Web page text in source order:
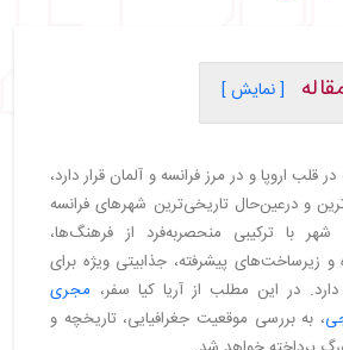
[ نمایش ]
استراسبورگ
در استراسبورگ
قلب اروپا و در مرز فرانسه و آلمان قرار دارد،
و درعین‌حال تاریخی‌ترین شهرهای فرانسه
با ترکیبی منحصربه‌فرد از فرهنگ‌ها،
و زیرساخت‌های پیشرفته، جذابیتی ویژه برای
در این مطلب از آریا کیا سفر، مجری
، به بررسی موقعیت جغرافیایی، تاریخچه و